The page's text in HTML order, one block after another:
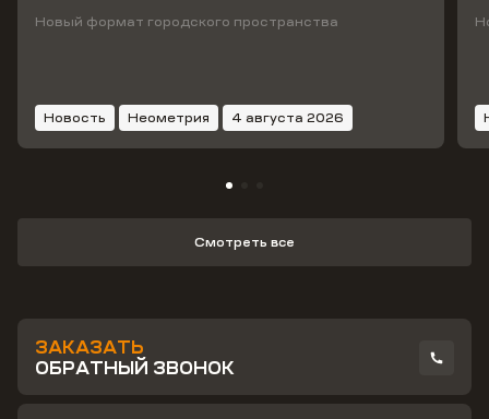
Новость Неометрия 4 августа 2026
Новый формат городского пространства
Смотреть все
ЗАКАЗАТЬ
ОБРАТНЫЙ ЗВОНОК